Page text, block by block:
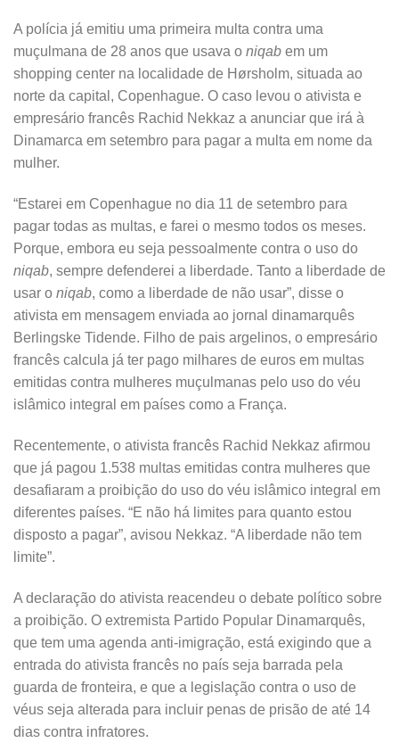
A polícia já emitiu uma primeira multa contra uma
muçulmana de 28 anos que usava o niqab em um
shopping center na localidade de Hørsholm, situada ao
norte da capital, Copenhague. O caso levou o ativista e
empresário francês Rachid Nekkaz a anunciar que irá à
Dinamarca em setembro para pagar a multa em nome da
mulher.
“Estarei em Copenhague no dia 11 de setembro para
pagar todas as multas, e farei o mesmo todos os meses.
Porque, embora eu seja pessoalmente contra o uso do
niqab, sempre defenderei a liberdade. Tanto a liberdade de
usar o niqab, como a liberdade de não usar”, disse o
ativista em mensagem enviada ao jornal dinamarquês
Berlingske Tidende. Filho de pais argelinos, o empresário
francês calcula já ter pago milhares de euros em multas
emitidas contra mulheres muçulmanas pelo uso do véu
islâmico integral em países como a França.
Recentemente, o ativista francês Rachid Nekkaz afirmou
que já pagou 1.538 multas emitidas contra mulheres que
desafiaram a proibição do uso do véu islâmico integral em
diferentes países. “E não há limites para quanto estou
disposto a pagar”, avisou Nekkaz. “A liberdade não tem
limite”.
A declaração do ativista reacendeu o debate político sobre
a proibição. O extremista Partido Popular Dinamarquês,
que tem uma agenda anti-imigração, está exigindo que a
entrada do ativista francês no país seja barrada pela
guarda de fronteira, e que a legislação contra o uso de
véus seja alterada para incluir penas de prisão de até 14
dias contra infratores.